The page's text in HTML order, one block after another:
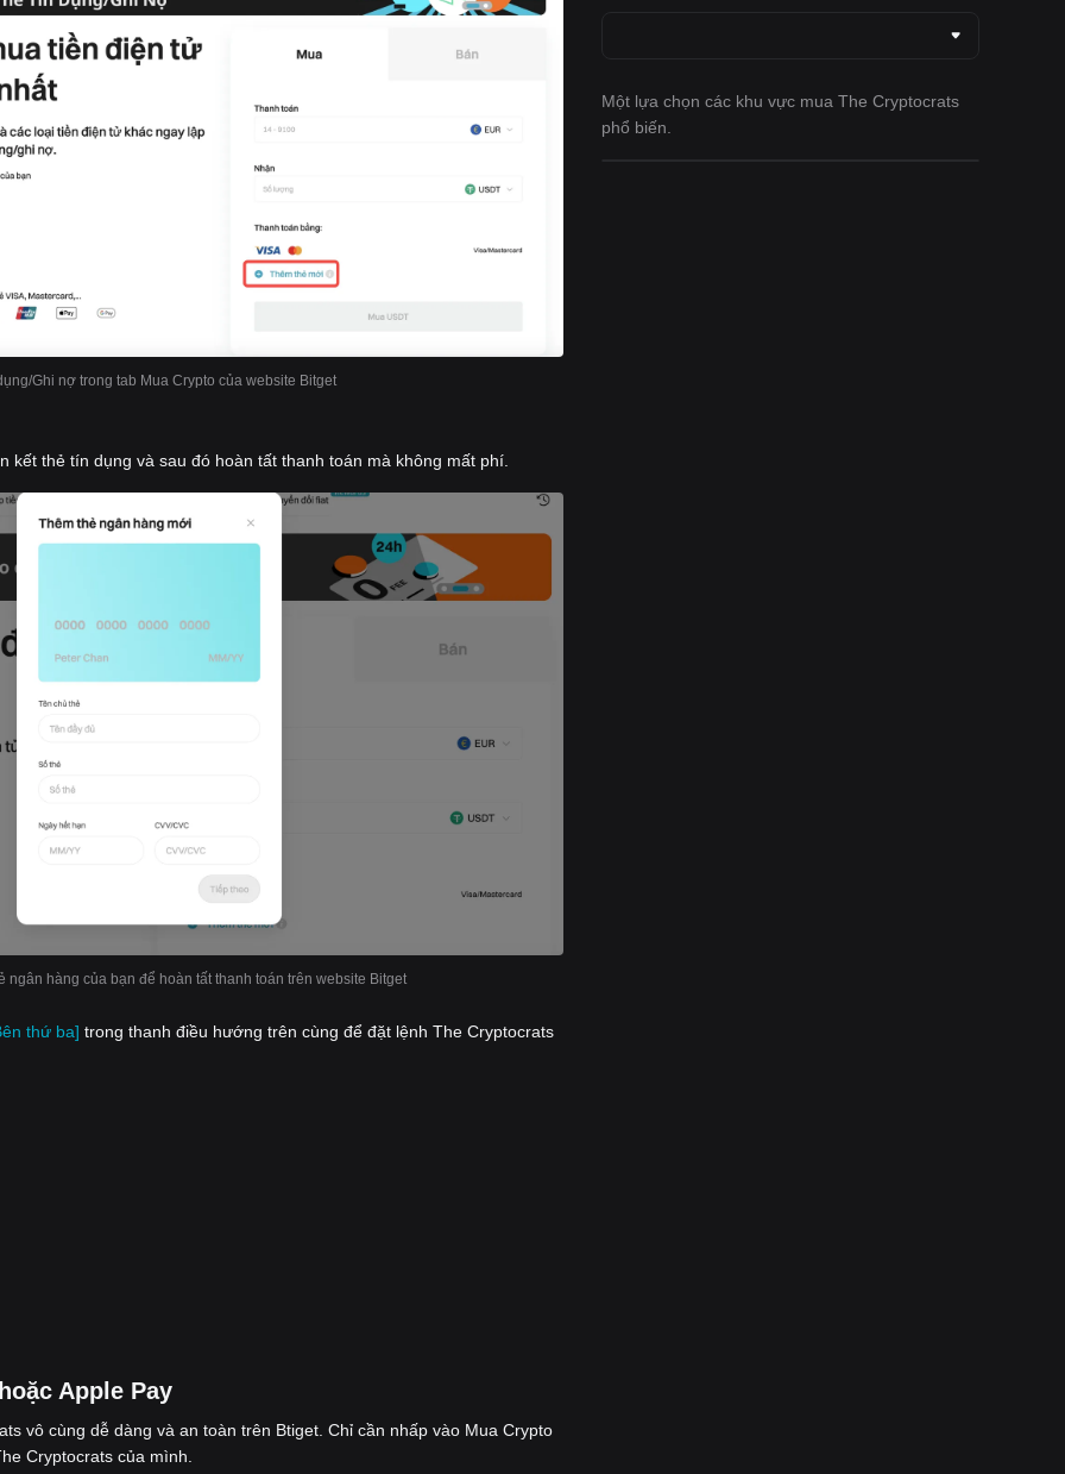
Ghi nợ trong tab Mua Crypto của website Bitget
kết thẻ tín dụng và sau đó hoàn tất thanh toán mà không mất phí.
ngân hàng của bạn để hoàn tất thanh toán trên website Bitget
thứ ba] trong thanh điều hướng trên cùng để đặt lệnh The Cryptocrats
Apple Pay
vô cùng dễ dàng và an toàn trên Btiget. Chỉ cần nhấp vào Mua Crypto
Cryptocrats của mình.
Một lựa chọn các khu vực mua The Cryptocrats
phổ biến.